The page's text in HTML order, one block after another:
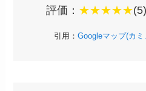
評価： ★★★★★(5)
引用： Googleマップ(カ